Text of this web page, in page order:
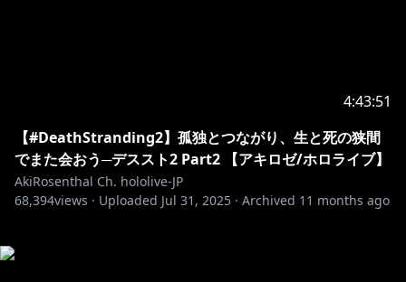
4:43:51
【#DeathStranding2】孤独とつながり、生と死の狭間
でまた会おう─デススト2 Part2 【アキロゼ/ホロライブ】
AkiRosenthal Ch. hololive-JP
68,394views · Uploaded Jul 31, 2025 · Archived 11 months ago